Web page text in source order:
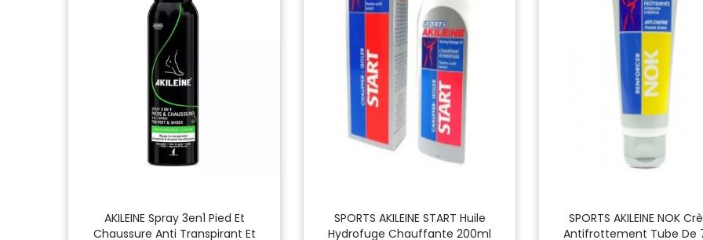
AKILEINE Spray 3en1 Pied Et
Chaussure Anti Transpirant Et
SPORTS AKILEINE START Huile
Hydrofuge Chauffante 200ml
SPORTS AKILEINE NOK
Antifrottement Tube De